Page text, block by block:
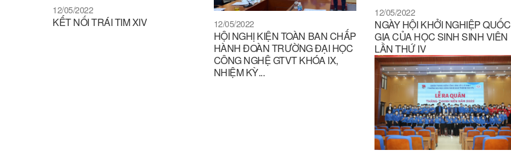
12/05/2022
KẾT NỐI TRÁI TIM XIV 12/05/2022
HỘI NGHỊ KIỆN TOÀN BAN CHẤP
HÀNH ĐOÀN TRƯỜNG ĐẠI HỌC
CÔNG NGHỆ GTVT KHÓA IX,
NHIỆM KỲ...
12/05/2022
NGÀY HỘI KHỞI NGHIỆP QUỐC
GIA CỦA HỌC SINH SINH VIÊN
LẦN THỨ IV